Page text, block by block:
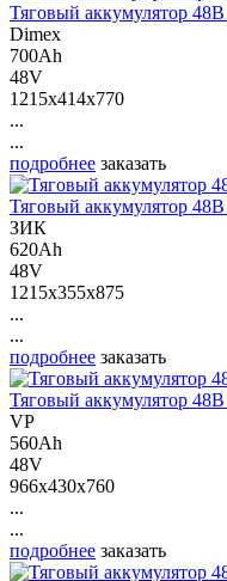
Тяговый аккумулятор
Dimex
700Ah
48V
1215x414x770
...
...
подробнее заказать
Тяговый аккумулятор
ЗИК
620Ah
48V
1215x355x875
...
...
подробнее заказать
Тяговый аккумулятор
VP
560Ah
48V
966x430x760
...
...
подробнее заказать